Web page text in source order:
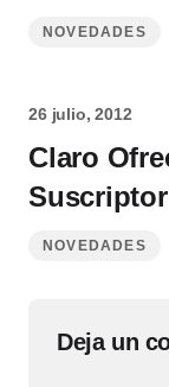
NOVEDADES
26 julio, 2012
Claro
NOVEDADES
Deja un